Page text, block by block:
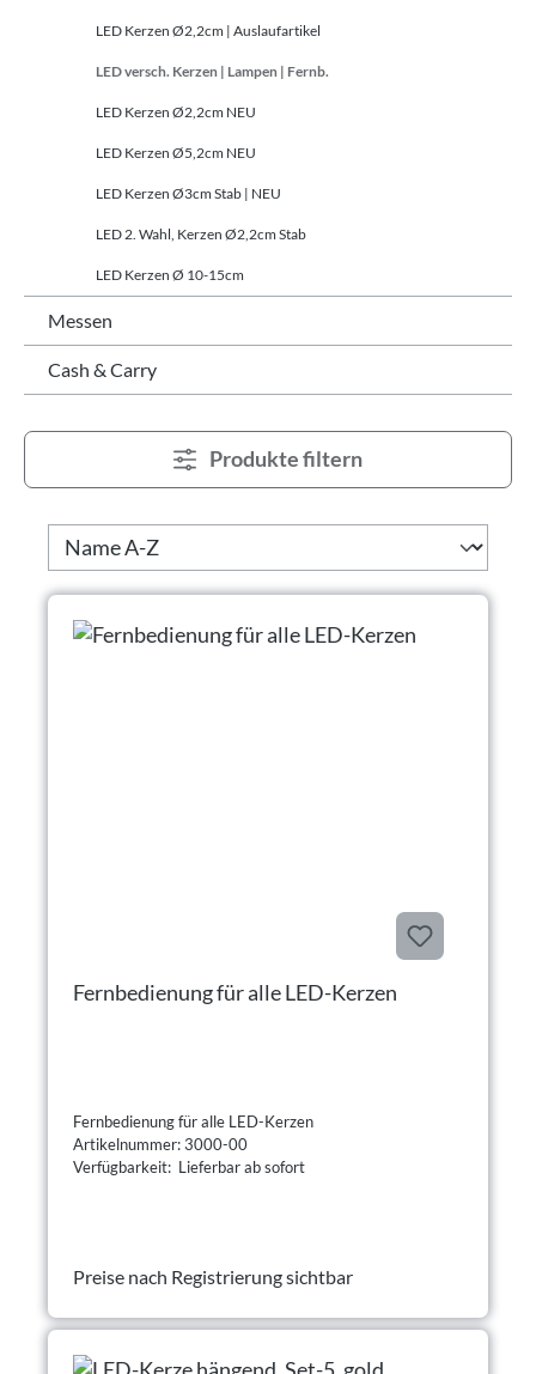
LED Kerzen Ø2,2cm | Auslaufartikel
LED versch. Kerzen | Lampen | Fernb.
LED Kerzen Ø2,2cm NEU
LED Kerzen Ø5,2cm NEU
LED Kerzen Ø3cm Stab | NEU
LED 2. Wahl, Kerzen Ø2,2cm Stab
LED Kerzen Ø 10-15cm
Messen
Cash & Carry
Produkte filtern
Fernbedienung für alle LED-Kerzen
Fernbedienung für alle LED-Kerzen
Artikelnummer: 3000-00
Verfügbarkeit: Lieferbar ab sofort
Preise nach Registrierung sichtbar